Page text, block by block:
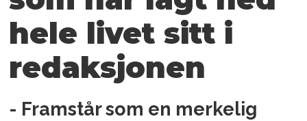
hele livet sitt i
redaksjonen
- Framstår som en merkelig